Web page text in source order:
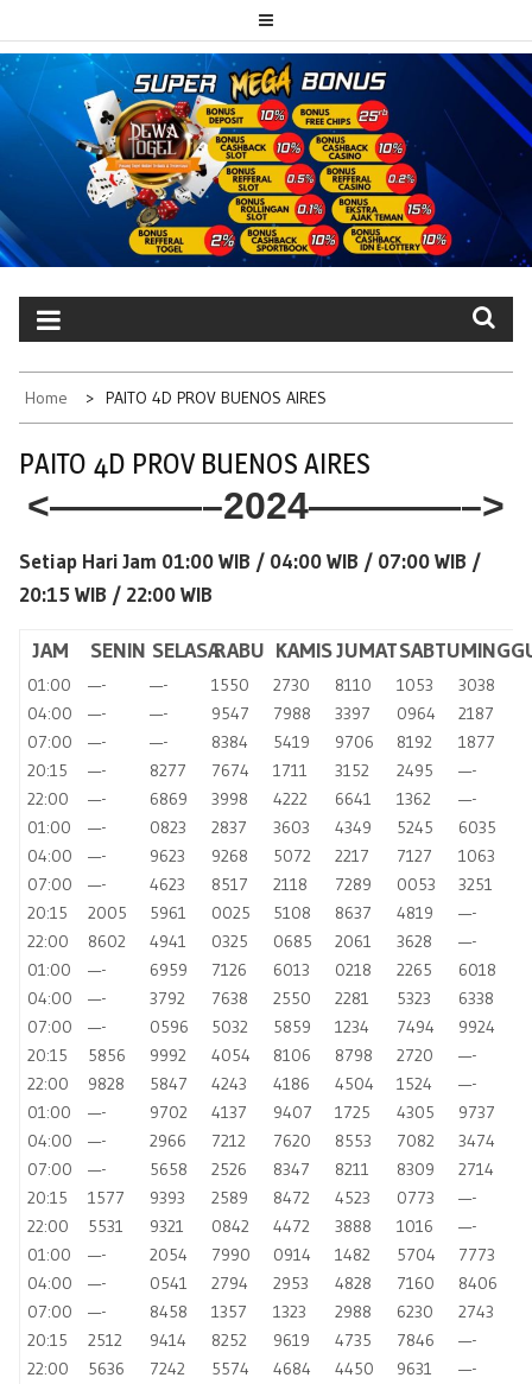
content
PAITO TOTO
DEWATOGEL
Portal berita dewatogel update setiap hari
Home PAITO 4D PROV BUENOS AIRES
PAITO 4D PROV BUENOS AIRES
<————–2024————–>
Setiap Hari Jam 01:00 WIB / 04:00 WIB / 07:00 WIB /
20:15 WIB / 22:00 WIB
JAM SENIN SELASARABU KAMISJUMATSABTU
01:00 —- —- 1550 2730 8110 1053
3038
04:00
—- —- 9547 7988 3397 0964
2187
07:00
—- —- 8384 5419 9706 8192
1877
20:15
—- 8277 7674 1711 3152 2495
—-
22:00
—- 6869 3998 4222 6641 1362
—-
01:00
—- 0823 2837 3603 4349 5245
6035
04:00
—- 9623 9268 5072 2217 7127
1063
07:00
—- 4623 8517 2118 7289 0053
3251
20:15
2005 5961 0025 5108 8637 4819
—-
22:00
8602 4941 0325 0685 2061 3628
—-
01:00
—- 6959 7126 6013 0218 2265
6018
04:00
—- 3792 7638 2550 2281 5323
6338
07:00
—- 0596 5032 5859 1234 7494
9924
20:15
5856 9992 4054 8106 8798 2720
—-
22:00
9828 5847 4243 4186 4504 1524
—-
01:00
—- 9702 4137 9407 1725 4305
9737
04:00
—- 2966 7212 7620 8553 7082
3474
07:00
—- 5658 2526 8347 8211 8309
2714
20:15
1577 9393 2589 8472 4523 0773
—-
22:00
5531 9321 0842 4472 3888 1016
—-
01:00
—- 2054 7990 0914 1482 5704
7773
04:00
—- 0541 2794 2953 4828 7160
8406
07:00
—- 8458 1357 1323 2988 6230
2743
20:15
2512 9414 8252 9619 4735 7846
—-
22:00
5636 7242 5574 4684 4450 9631
—-